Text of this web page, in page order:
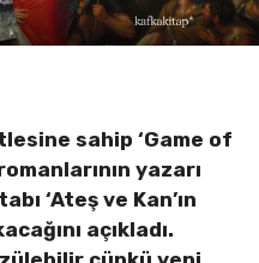
sahip ‘Game of
yazarı
‘Ateş ve Kan’ın
açıkladı.